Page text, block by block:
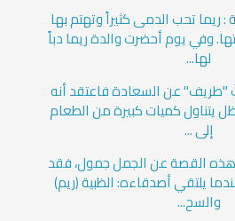
: ريما تحب الدمى كثيراً وتهتم بها
وفي يوم أحضرت والدة ريما دباً
لها...
عن السعادة فاعتقد أنه
يتناول كميات كبيرة من الطعام
إلى ...
القصة عن الجمل جمول، فقد
يلتقي أصدقاءه: الظبية (ريم)
والسح...